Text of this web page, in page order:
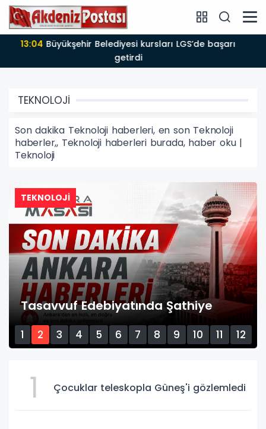
12:58 ‘Yaz Dostum’ konserleri vatandaşları müzikle
buluşturuyor
TEKNOLOJİ
Son dakika Teknoloji haberleri, en son Teknoloji
haberler,, Teknoloji haberleri burada, haber oku |
Teknoloji
TEKNOLOJİ
Mersin’den Artvin’e bilim köprüsü
1 2 3 4 5 6 7 8 9 10 11
12
1 Çocuklar teleskopla Güneş'i gözlemledi